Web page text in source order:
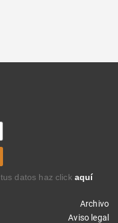
datos haz click aquí
Archivo
Aviso legal